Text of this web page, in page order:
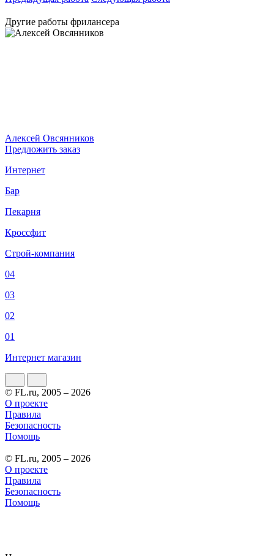
Другие работы фрилансера
Алексей Овсянников
Предложить заказ
Интернет
Бар
Пекарня
Кроссфит
Строй-компания
04
03
02
01
Интернет магазин
© FL.ru, 2005 – 2026
О проекте
Правила
Безопасность
Помощь
© FL.ru, 2005 – 2026
О проекте
Правила
Безопасность
Помощь